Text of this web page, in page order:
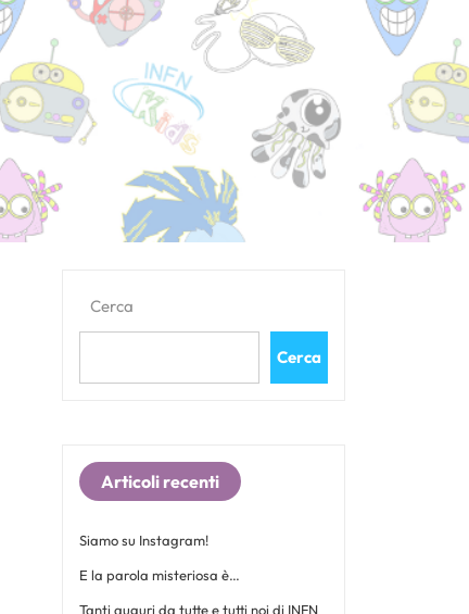
Cerca
Cerca
Articoli recenti
Siamo su Instagram!
E la parola misteriosa è…
Tanti auguri da tutte e tutti noi di INFN